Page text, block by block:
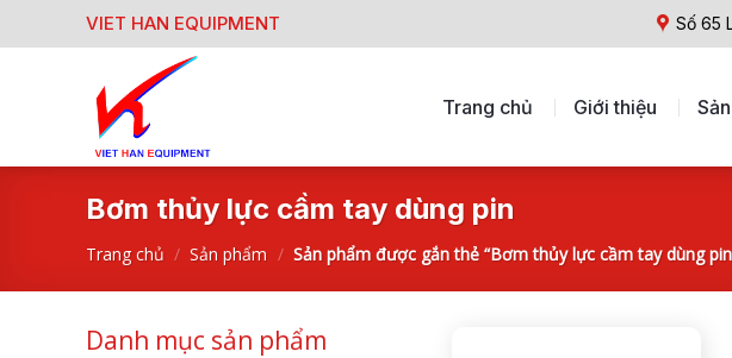
to
VIET HAN EQUIPMENT Số 65
Trang chủ Giới thiệu
Bơm thủy lực cầm tay dùng pin
Trang chủ / Sản phẩm / Sản phẩm được gắn thẻ “Bơm thủy lực cầm tay dùng
Danh mục sản phẩm